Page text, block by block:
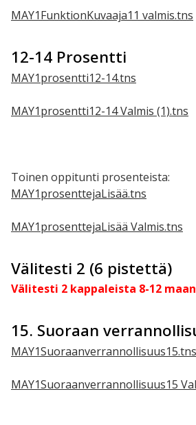
MAY1FunktionKuvaaja11 valmis.tns
12-14 Prosentti
MAY1prosentti12-14.tns
MAY1prosentti12-14 Valmis (1).tns
Toinen oppitunti prosenteista:
MAY1prosenttejaLisää.tns
MAY1prosenttejaLisää Valmis.tns
Välitesti 2 (6 pistettä)
Välitesti 2 kappaleista 8-12
15. Suoraan
MAY1Suoraanverrannollisuus15.tns
MAY1Suoraanverrannollisuus15